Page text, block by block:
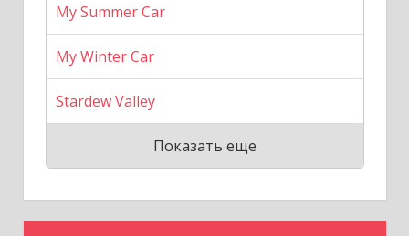
My Summer Car
My Winter Car
Stardew Valley
Показать еще